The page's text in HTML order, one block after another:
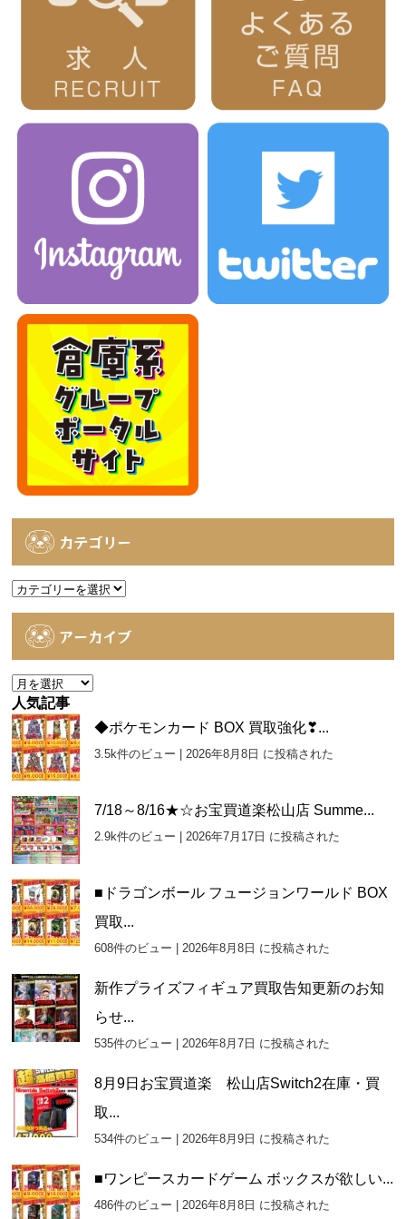
カテゴリー
カ
アーカイブ
ア
ー
カ
イ
ブ
人気記事
◆ポケモンカード BOX 買取強化❣...
3.5k件のビュー |2026年8月8日 に投稿された
7/18～8/16★☆お宝買道楽松山店 Summe...
2.9k件のビュー |2026年7月17日 に投稿された
■ドラゴンボール フュージョンワールド BOX
買取...
608件のビュー |2026年8月8日 に投稿された
新作プライズフィギュア買取告知更新のお知
らせ...
535件のビュー |2026年8月7日 に投稿された
8月9日お宝買道楽 松山店Switch2在庫・買
取...
534件のビュー |2026年8月9日 に投稿された
■ワンピースカードゲーム ボックスが欲しい...
486件のビュー |2026年8月8日 に投稿された